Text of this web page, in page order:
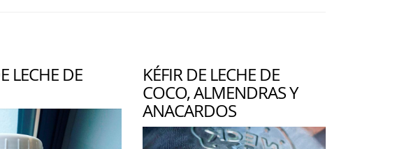
LECHE DE
KÉFIR DE LECHE DE
COCO, ALMENDRAS Y
ANACARDOS